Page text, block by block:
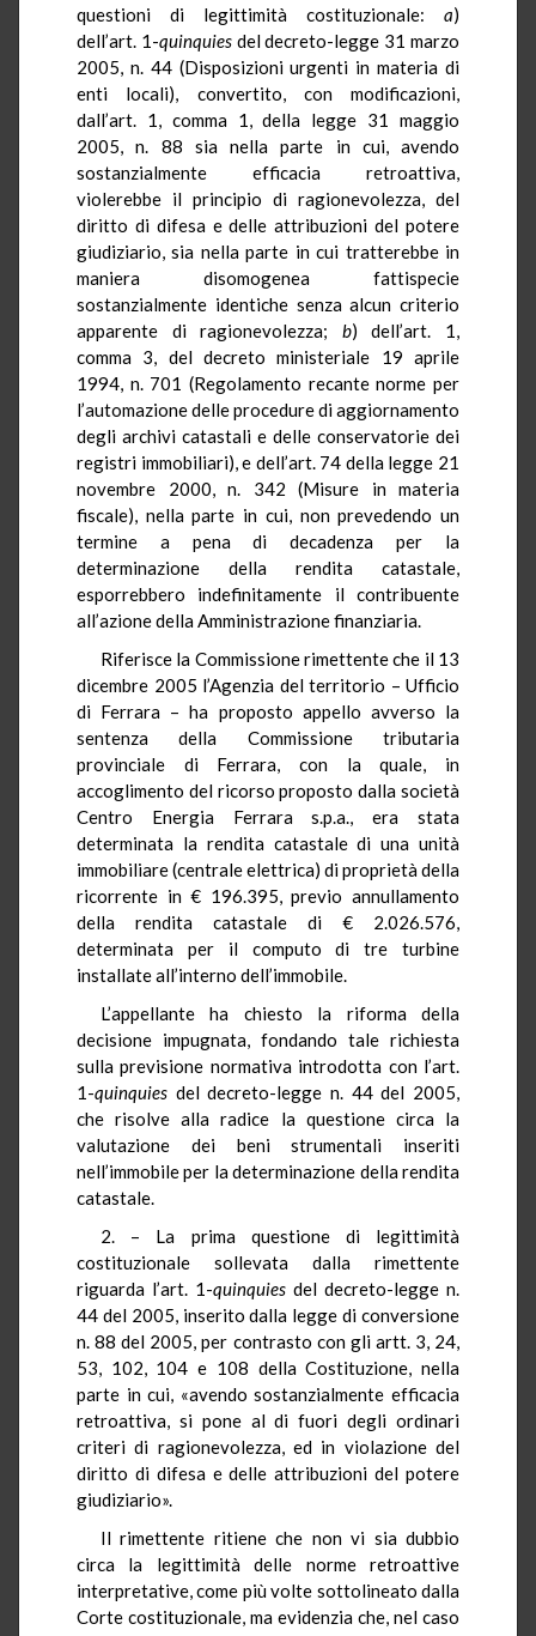
questioni di legittimità costituzionale: a)
dell’art. 1-quinquies del decreto-legge 31 marzo
2005, n. 44 (Disposizioni urgenti in materia di
enti locali), convertito, con modificazioni,
dall’art. 1, comma 1, della legge 31 maggio
2005, n. 88 sia nella parte in cui, avendo
sostanzialmente efficacia retroattiva,
violerebbe il principio di ragionevolezza, del
diritto di difesa e delle attribuzioni del potere
giudiziario, sia nella parte in cui tratterebbe in
maniera disomogenea fattispecie
sostanzialmente identiche senza alcun criterio
apparente di ragionevolezza; b) dell’art. 1,
comma 3, del decreto ministeriale 19 aprile
1994, n. 701 (Regolamento recante norme per
l’automazione delle procedure di aggiornamento
degli archivi catastali e delle conservatorie dei
registri immobiliari), e dell’art. 74 della legge 21
novembre 2000, n. 342 (Misure in materia
fiscale), nella parte in cui, non prevedendo un
termine a pena di decadenza per la
determinazione della rendita catastale,
esporrebbero indefinitamente il contribuente
all’azione della Amministrazione finanziaria.
Riferisce la Commissione rimettente che il 13
dicembre 2005 l’Agenzia del territorio – Ufficio
di Ferrara – ha proposto appello avverso la
sentenza della Commissione tributaria
provinciale di Ferrara, con la quale, in
accoglimento del ricorso proposto dalla società
Centro Energia Ferrara s.p.a., era stata
determinata la rendita catastale di una unità
immobiliare (centrale elettrica) di proprietà della
ricorrente in € 196.395, previo annullamento
della rendita catastale di € 2.026.576,
determinata per il computo di tre turbine
installate all’interno dell’immobile.
L’appellante ha chiesto la riforma della
decisione impugnata, fondando tale richiesta
sulla previsione normativa introdotta con l’art.
1-quinquies del decreto-legge n. 44 del 2005,
che risolve alla radice la questione circa la
valutazione dei beni strumentali inseriti
nell’immobile per la determinazione della rendita
catastale.
2. – La prima questione di legittimità
costituzionale sollevata dalla rimettente
riguarda l’art. 1-quinquies del decreto-legge n.
44 del 2005, inserito dalla legge di conversione
n. 88 del 2005, per contrasto con gli artt. 3, 24,
53, 102, 104 e 108 della Costituzione, nella
parte in cui, «avendo sostanzialmente efficacia
retroattiva, si pone al di fuori degli ordinari
criteri di ragionevolezza, ed in violazione del
diritto di difesa e delle attribuzioni del potere
giudiziario».
Il rimettente ritiene che non vi sia dubbio
circa la legittimità delle norme retroattive
interpretative, come più volte sottolineato dalla
Corte costituzionale, ma evidenzia che, nel caso